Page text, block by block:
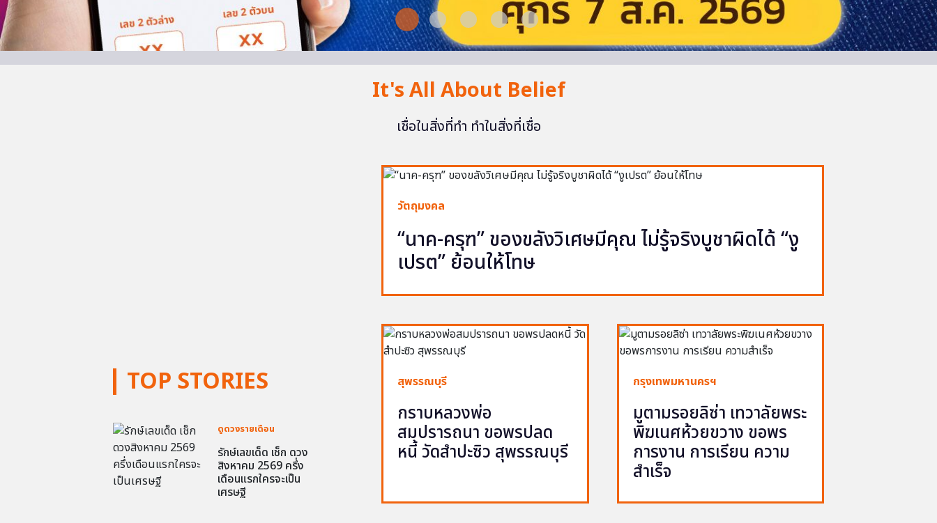
It's All About Belief
เชื่อในสิ่งที่ทำ ทำในสิ่งที่เชื่อ
TOP STORIES
ดูดวงรายเดือน
รักษ์เลขเด็ด เช็ก ดวง
สิงหาคม 2569 ครึ่ง
เดือนแรกใครจะเป็น
เศรษฐี
วัตถุมงคล
“นาค-ครุฑ” ของขลังวิเศษมีคุณ ไม่รู้จริงบูชาผิดได้ “งู
เปรต” ย้อนให้โทษ
สุพรรณบุรี
กราบหลวงพ่อ
สมปรารถนา ขอพรปลด
หนี้ วัดสำปะซิว สุพรรณบุรี
กรุงเทพมหานครฯ
มูตามรอยลิซ่า เทวาลัยพระ
พิฆเนศห้วยขวาง ขอพร
การงาน การเรียน ความ
สำเร็จ